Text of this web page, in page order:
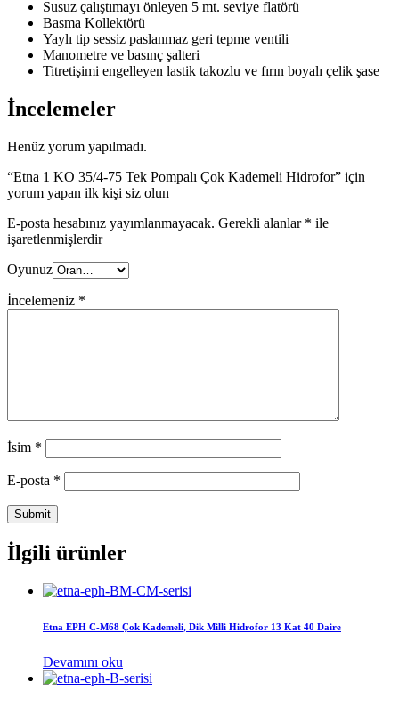
Susuz çalıştımayı önleyen 5 mt. seviye flatörü
Basma Kollektörü
Yaylı tip sessiz paslanmaz geri tepme ventili
Manometre ve basınç şalteri
Titretişimi engelleyen lastik takozlu ve fırın boyalı çelik şase
İncelemeler
Henüz yorum yapılmadı.
“Etna 1 KO 35/4-75 Tek Pompalı Çok Kademeli Hidrofor” için
yorum yapan ilk kişi siz olun
E-posta hesabınız yayımlanmayacak. Gerekli alanlar * ile
işaretlenmişlerdir
Oyunuz
İncelemeniz *
İsim *
E-posta *
İlgili ürünler
Etna EPH C-M68 Çok Kademeli, Dik Milli Hidrofor 13 Kat 40 Daire
Devamını oku